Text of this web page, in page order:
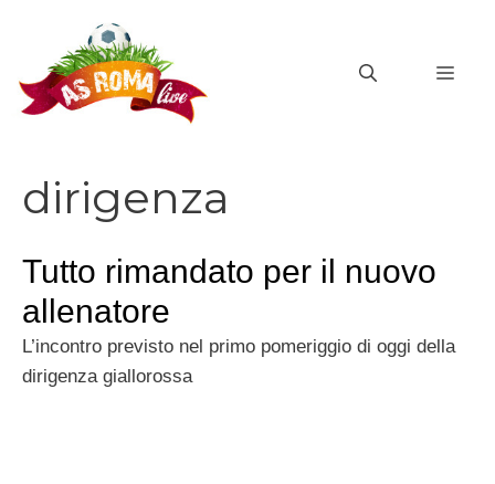
contenuto
dirigenza
Tutto rimandato per il nuovo
allenatore
L’incontro previsto nel primo pomeriggio di oggi della
dirigenza giallorossa